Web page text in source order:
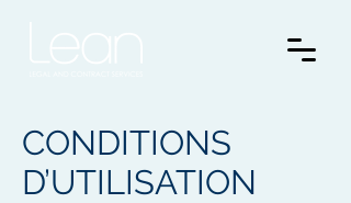
CONDITIONS
D’UTILISATION